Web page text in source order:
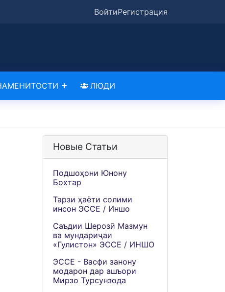
ВойтиРегистрация
ЛЮДИ
Новые Статьи
Подшоҳони Юнону
Бохтар
Тарзи ҳаёти солими
инсон ЭССЕ / Иншо
Саъдии Шерозӣ Мазмун
ва мундариҷаи
«Гулистон» ЭССЕ / ИНШО
ЭССЕ - Васфи занону
модарон дар ашъори
Мирзо Турсунзода